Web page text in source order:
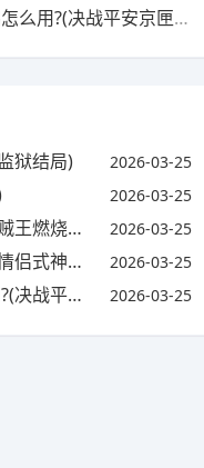
上一篇：决战平安京宝匣藏珍千纸鹤怎么用?(决战平安京匣中珍宝活动)
狱结局) 2026-03-25
2026-03-25
镶嵌攻略) 2026-03-25
么获得) 2026-03-25
珍宝活动) 2026-03-25